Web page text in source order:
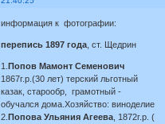
информация к фотографии:
перепись 1897 года , ст. Щедрин
1.
Попов Мамонт Семенович
1867г.р.(30 лет) терский льготный
казак, старообр, грамотный -
обучался дома.Хозяйство: виноделие
2. Попова Ульяния Агеева , 1872г.р. (